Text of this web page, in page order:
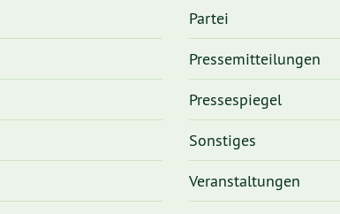
Partei
Pressemitteilungen
Pressespiegel
Sonstiges
Veranstaltungen